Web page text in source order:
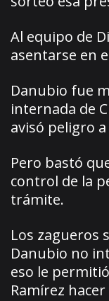
Al equipo de
asentarse en
Danubio fue
internada de
avisó peligro
Pero bastó
control de la
trámite.
Los zagueros
Danubio no
eso le
Ramírez